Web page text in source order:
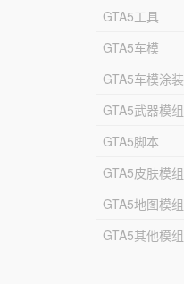
GTA5工具
GTA5车模
GTA5车模涂装
GTA5武器模组
GTA5脚本
GTA5皮肤模组
GTA5地图模组
GTA5其他模组